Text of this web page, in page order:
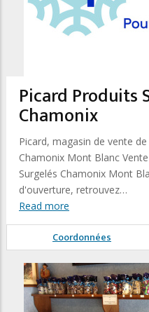
Picard Produits
Chamonix
Picard, magasin de vente
Chamonix Mont Blanc
Surgelés Chamonix Mont
d'ouverture, retrouvez…
Read more
Coordonnées